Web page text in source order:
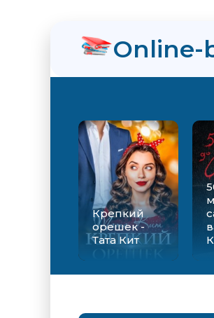
Online-
Крепкий
орешек -
Тата Кит
Вильмонт